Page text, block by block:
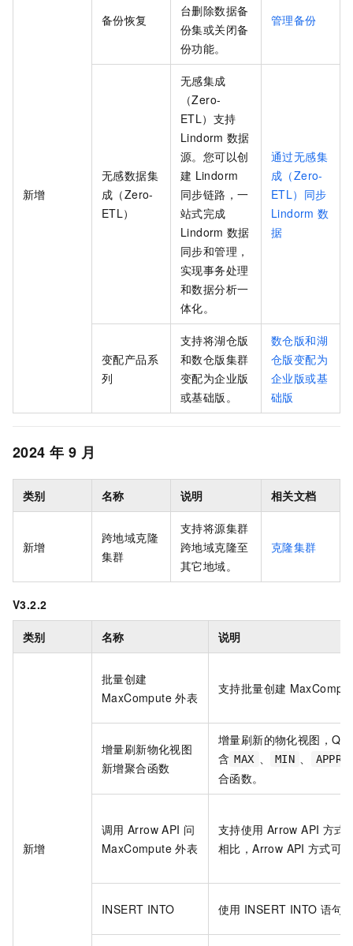
新增
备份恢复
台删除数据备
份集或关闭备
份功能。
管理备份
无感数据集
成（Zero-
ETL）
无感集成
（Zero-
ETL）支持
Lindorm 数据
源。您可以创
建 Lindorm
同步链路，一
站式完成
Lindorm 数据
同步和管理，
实现事务处理
和数据分析一
体化。
通过无感集
成（Zero-
ETL）同步
Lindorm 数
据
变配产品系
列
支持将湖仓版
和数仓版集群
变配为企业版
或基础版 。
数仓版和湖
仓版变配为
企业版或基
础版
2024 年 9 月
类别 名称 说明 相关文档
新增
跨地域克隆
集群
支持将源集群
跨地域克隆至
其它地域。
克隆集群
V3.2.2
类别 名称 说明
新增
批量创建
MaxCompute 外表
支持批量创建
增量刷新物化视图
新增聚合函数
增量刷新的物化视图，
含 MAX MIN
合函数。
调用 Arrow API 问
MaxCompute 外表
支持使用 Arrow API 方式
相比，Arrow API 方式可
INSERT INTO 使用 INSERT INTO 语句